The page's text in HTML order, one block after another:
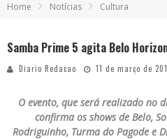
Home Notícias Cultura
Samba Prime 5 agita Belo
Diario Redacao 11 de março de
O evento, que será realizado no
confirma os shows de Belo,
Rodriguinho, Turma do Pagode e